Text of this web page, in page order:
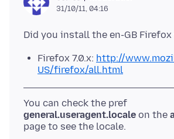
31/10/11, 04:16
Firefox 7.0.x: http://
US/firefox/all.html
You can check the pref
general.useragent.locale on the